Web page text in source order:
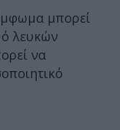
μπορεί
λευκών
να